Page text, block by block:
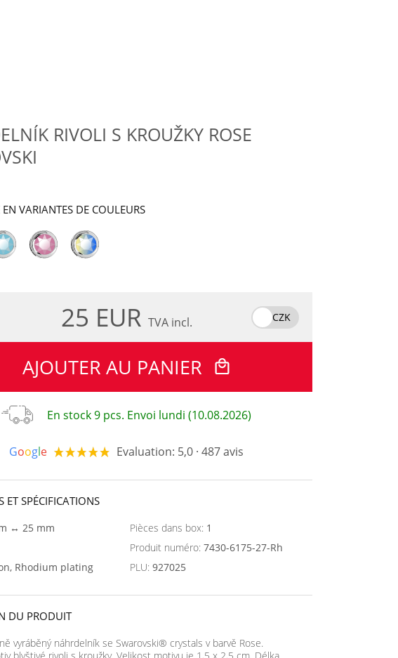
RIVOLI S KROUŽKY ROSE
VARIANTES DE COULEURS
25 EUR TVA incl. CZK
AJOUTER AU PANIER
En stock 9 pcs. Envoi lundi (10.08.2026)
Google Evaluation: 5,0 · 487 avis
ET SPÉCIFICATIONS
↔ 25 mm
Rhodium plating
Pièces dans box: 1
Produit numéro: 7430-6175-27-Rh
PLU: 927025
DU PRODUIT
vyráběný náhrdelník se Swarovski® crystals v barvě Rose.